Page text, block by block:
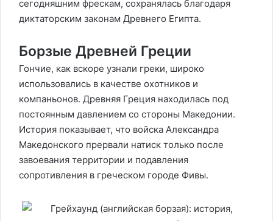
сегодняшним фрескам, сохранялась благодаря
диктаторским законам Древнего Египта.
Борзые Древней Греции
Гончие, как вскоре узнали греки, широко
использовались в качестве охотников и
компаньонов. Древняя Греция находилась под
постоянным давлением со стороны Македонии.
История показывает, что войска Александра
Македонского прервали натиск только после
завоевания территории и подавления
сопротивления в греческом городе Фивы.